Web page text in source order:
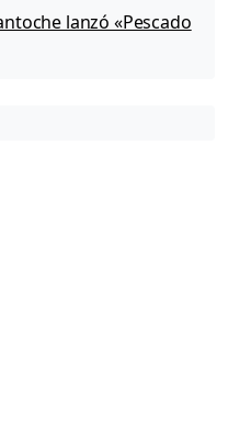
lanzó «Pescado